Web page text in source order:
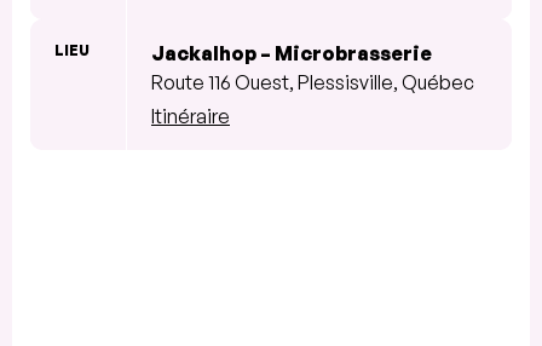
LIEU
Jackalhop – Microbrasserie
Route 116 Ouest, Plessisville, Québec
Itinéraire